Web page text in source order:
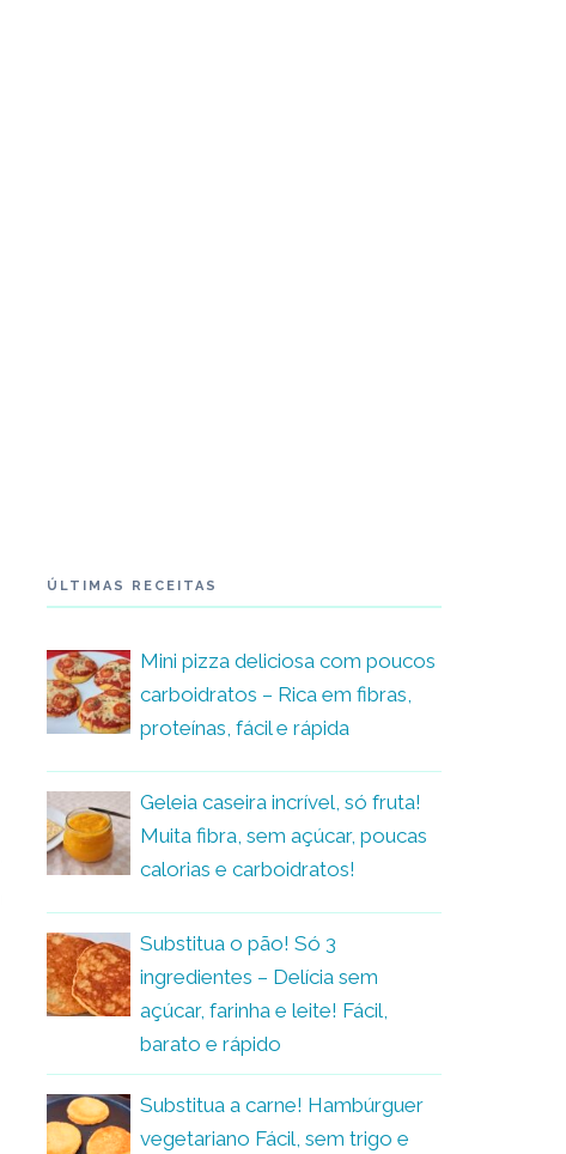
ÚLTIMAS RECEITAS
Mini pizza deliciosa com poucos
carboidratos – Rica em fibras,
proteínas, fácil e rápida
Geleia caseira incrível, só fruta!
Muita fibra, sem açúcar, poucas
calorias e carboidratos!
Substitua o pão! Só 3
ingredientes – Delícia sem
açúcar, farinha e leite! Fácil,
barato e rápido
Substitua a carne! Hambúrguer
vegetariano Fácil, sem trigo e